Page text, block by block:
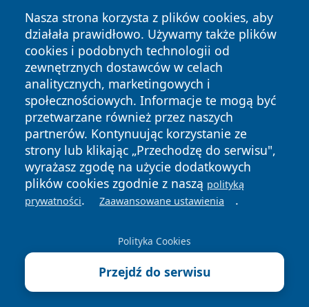
Nasza strona korzysta z plików cookies, aby
działała prawidłowo. Używamy także plików
cookies i podobnych technologii od
zewnętrznych dostawców w celach
analitycznych, marketingowych i
społecznościowych. Informacje te mogą być
przetwarzane również przez naszych
partnerów. Kontynuując korzystanie ze
strony lub klikając „Przechodzę do serwisu",
wyrażasz zgodę na użycie dodatkowych
plików cookies zgodnie z naszą polityką
prywatności. Zaawansowane ustawienia .
Polityka Cookies
Przejdź do serwisu
Copyright © 2026 wiadomoscilublin.pl Wszystkie prawa
zastrzeżone.
News Autorzy
Polityka
Prywatności
Polityka
Cookies